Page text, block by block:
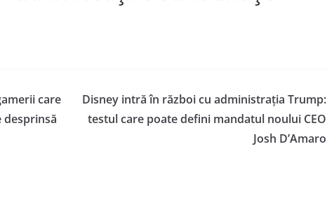
care
desprinsă
Disney intră în război cu administrația Trump:
testul care poate defini mandatul noului CEO
Josh D’Amaro